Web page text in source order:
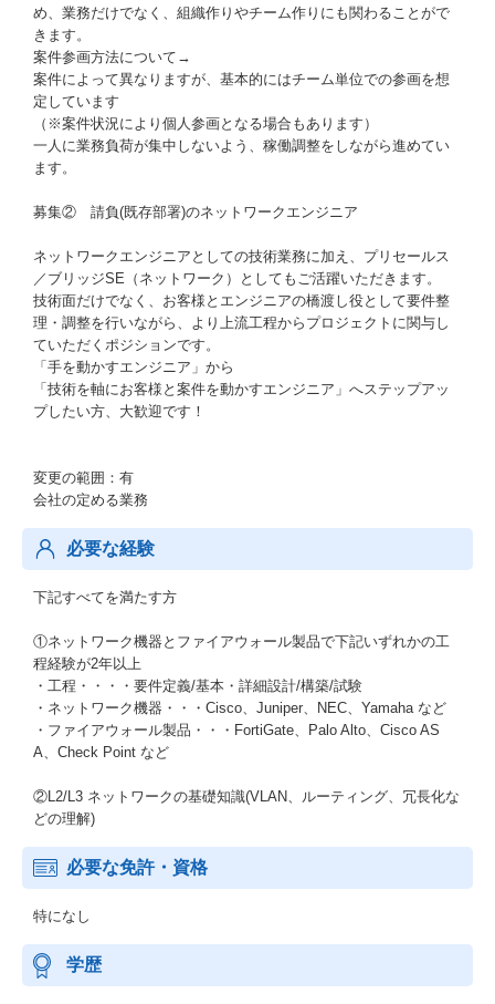
め、業務だけでなく、組織作りやチーム作りにも関わることがで
きます。
案件参画方法について→
案件によって異なりますが、基本的にはチーム単位での参画を想
定しています
（※案件状況により個人参画となる場合もあります）
一人に業務負荷が集中しないよう、稼働調整をしながら進めてい
ます。
募集② 請負(既存部署)のネットワークエンジニア
ネットワークエンジニアとしての技術業務に加え、プリセールス
／ブリッジSE（ネットワーク）としてもご活躍いただきます。
技術面だけでなく、お客様とエンジニアの橋渡し役として要件整
理・調整を行いながら、より上流工程からプロジェクトに関与し
ていただくポジションです。
「手を動かすエンジニア」から
「技術を軸にお客様と案件を動かすエンジニア」へステップアッ
プしたい方、大歓迎です！
変更の範囲：有
会社の定める業務
必要な経験
下記すべてを満たす方
①ネットワーク機器とファイアウォール製品で下記いずれかの工
程経験が2年以上
・工程・・・・要件定義/基本・詳細設計/構築/試験
・ネットワーク機器・・・Cisco、Juniper、NEC、Yamaha など
・ファイアウォール製品・・・FortiGate、Palo Alto、Cisco AS
A、Check Point など
②L2/L3 ネットワークの基礎知識(VLAN、ルーティング、冗長化な
どの理解)
必要な免許・資格
特になし
学歴